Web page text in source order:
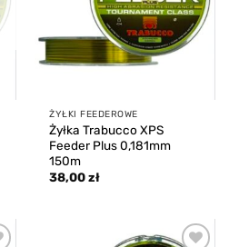
ŻYŁKI FEEDEROWE
Żyłka Trabucco XPS
Feeder Plus 0,181mm
150m
38,00zł